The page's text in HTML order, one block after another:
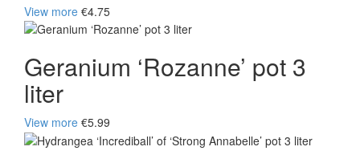
View more €4.75
Geranium ‘Rozanne’ pot 3
liter
View more €5.99